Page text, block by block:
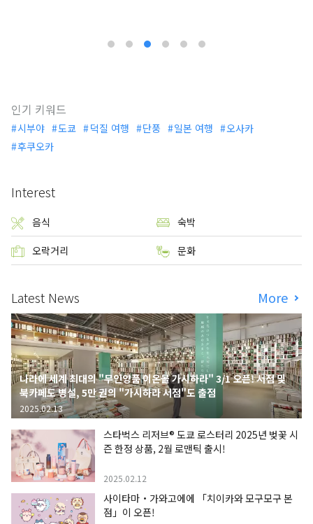
인기 키워드
시부야 도쿄 덕질 여행 단풍 일본 여행
오사카
후쿠오카
Interest
음식 숙박
오락거리 문화
Latest News More
나라에 세계 최대의 "무인양품 이온몰 가시하라" 3/1 오픈! 서점 및
북카페도 병설, 5만 권의 "가시하라 서점"도 출점
2025.02.13
스타벅스 리저브® 도쿄 로스터리 2025년 벚꽃 시
즌 한정 상품, 2월 로맨틱 출시!
2025.02.12
사이타마・가와고에에 「치이카와 모구모구 본
점」이 오픈!